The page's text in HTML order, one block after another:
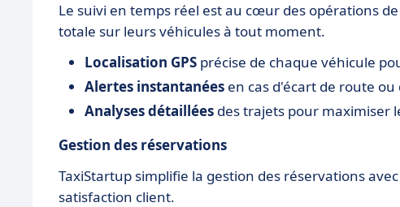
Le suivi en temps réel est au cœur des opérations
totale sur leurs véhicules à tout moment.
Localisation GPS précise de chaque véhicule
Alertes instantanées en cas d'écart de route
Analyses détaillées des trajets pour maximiser
Gestion des réservations
TaxiStartup simplifie la gestion des réservations
satisfaction client.